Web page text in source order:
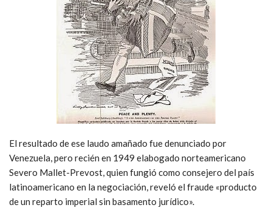
El resultado de ese laudo amañado fue denunciado por
Venezuela, pero recién en 1949 elabogado norteamericano
Severo Mallet-Prevost, quien fungió como consejero del país
latinoamericano en la negociación, reveló el fraude «producto
de un reparto imperial sin basamento jurídico».